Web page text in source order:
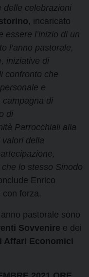
delle celebrazioni
, incaricato
essere l’inizio di un
l’anno pastorale,
iniziative di
confronto che
e
campagna di
di
Parrocchiali alla
della
lo stesso Sinodo
Enrico
forza.
pastorale sono
Sovvenire e dei
Affari Economici